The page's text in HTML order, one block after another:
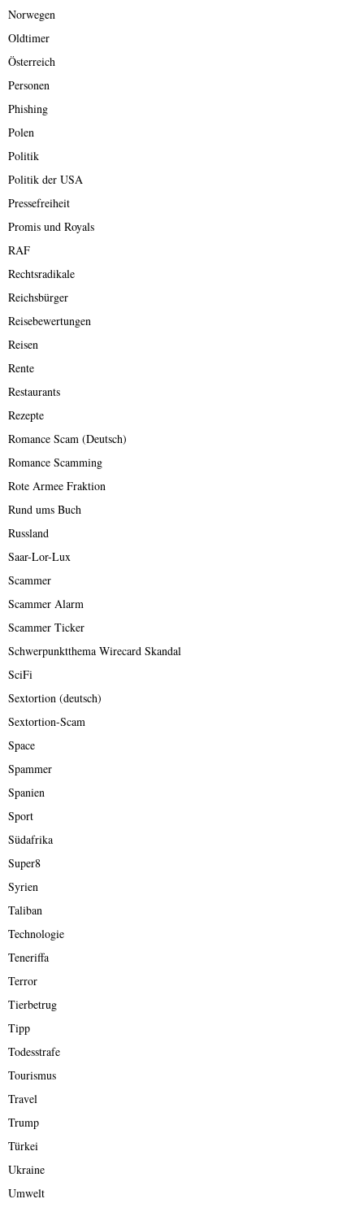
Norwegen
Oldtimer
Österreich
Personen
Phishing
Polen
Politik
Politik der USA
Pressefreiheit
Promis und Royals
RAF
Rechtsradikale
Reichsbürger
Reisebewertungen
Reisen
Rente
Restaurants
Rezepte
Romance Scam (Deutsch)
Romance Scamming
Rote Armee Fraktion
Rund ums Buch
Russland
Saar-Lor-Lux
Scammer
Scammer Alarm
Scammer Ticker
Schwerpunktthema Wirecard Skandal
SciFi
Sextortion (deutsch)
Sextortion-Scam
Space
Spammer
Spanien
Sport
Südafrika
Super8
Syrien
Taliban
Technologie
Teneriffa
Terror
Tierbetrug
Tipp
Todesstrafe
Tourismus
Travel
Trump
Türkei
Ukraine
Umwelt